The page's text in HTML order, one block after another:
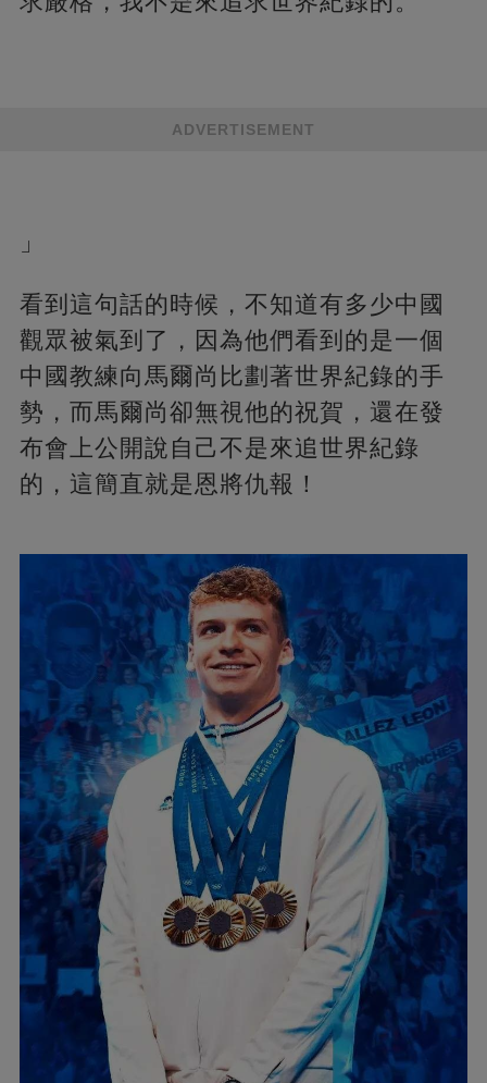
ADVERTISEMENT
」
看到這句話的時候，不知道有多少中國
觀眾被氣到了，因為他們看到的是一個
中國教練向馬爾尚比劃著世界紀錄的手
勢，而馬爾尚卻無視他的祝賀，還在發
布會上公開說自己不是來追世界紀錄
的，這簡直就是恩將仇報！